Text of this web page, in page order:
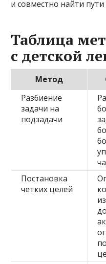
и совместно найти
Таблица
с детской
Метод
Разбиение
задачи на
подзадачи
Постановка
четких целей